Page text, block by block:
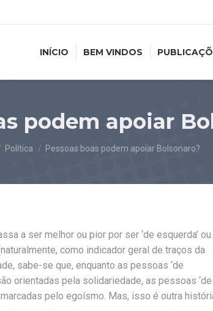
INÍCIO BEM VINDOS
podem apoiar
aqui:
Política Pessoas boas podem apoiar Bolsonaro?
a ser melhor ou pior por ser ‘de esquerda’ ou
como indicador geral de traços da
sabe-se que, enquanto as pessoas ‘de
orientadas pela solidariedade, as pessoas ‘de
marcadas pelo egoísmo. Mas, isso é outra